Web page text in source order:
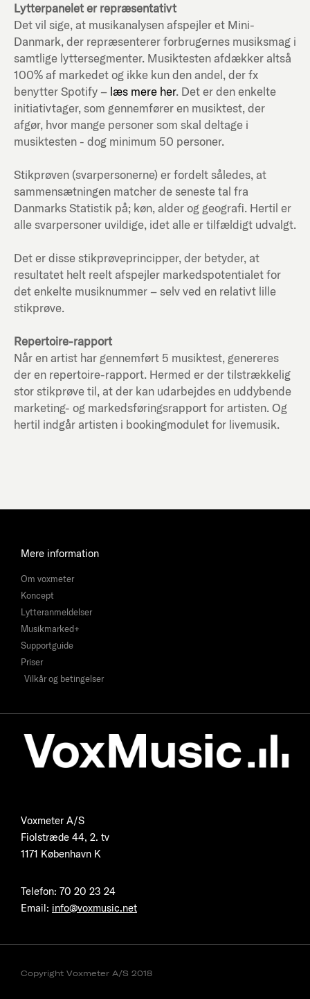
Lytterpanelet er repræsentativt
Det vil sige, at musikanalysen afspejler et Mini-
Danmark, der repræsenterer forbrugernes musiksmag i
samtlige lyttersegmenter. Musiktesten afdækker altså
100% af markedet og ikke kun den andel, der fx
benytter Spotify – læs mere her. Det er den enkelte
initiativtager, som gennemfører en musiktest, der
afgør, hvor mange personer som skal deltage i
musiktesten - dog minimum 50 personer.
Stikprøven (svarpersonerne) er fordelt således, at
sammensætningen matcher de seneste tal fra
Danmarks Statistik på; køn, alder og geografi. Hertil er
alle svarpersoner uvildige, idet alle er tilfældigt udvalgt.
Det er disse stikprøveprincipper, der betyder, at
resultatet helt reelt afspejler markedspotentialet for
det enkelte musiknummer – selv ved en relativt lille
stikprøve.
Repertoire-rapport
Når en artist har gennemført 5 musiktest, genereres
der en repertoire-rapport. Hermed er der tilstrækkelig
stor stikprøve til, at der kan udarbejdes en uddybende
marketing- og markedsføringsrapport for artisten. Og
hertil indgår artisten i bookingmodulet for livemusik.
Mere information
Om voxmeter
Koncept
Lytteranmeldelser
Musikmarked+
Supportguide
Priser
Vilkår og betingelser
Voxmeter A/S
Fiolstræde 44, 2. tv
1171 København K
Telefon: 70 20 23 24
Email: info@voxmusic.net
Copyright Voxmeter A/S 2018